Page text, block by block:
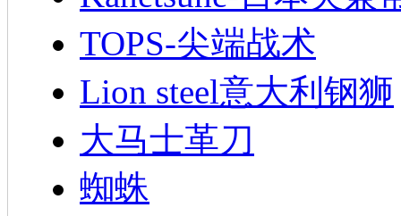
TOPS-尖端战术
Lion steel意大利钢狮
大马士革刀
蜘蛛